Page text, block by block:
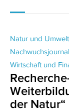
Natur und Umwelt
Wirtschaft und
der Natur“